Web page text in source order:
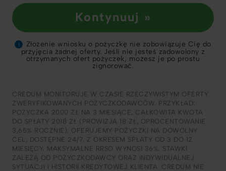
Kontynuuj »
i
Złożenie wniosku o pożyczkę nie zobowiązuje Cię do
przyjęcia żadnej oferty. Jeśli nie jesteś zadowolony z
otrzymanych ofert pożyczek, możesz je po prostu
zignorować.
CREDUM MONITORUJE W CZASIE RZECZYWISTYM OFERTY
ZWERYFIKOWANYCH POŻYCZKODAWCÓW. PRZYKŁAD:
POŻYCZKA 2000 ZŁ NA 3 MIESIĄCE, CAŁKOWITA KWOTA
DO SPŁATY 2018 ZŁ (PROWIZJA 18 ZŁ, OPROCENTOWANIE
3,65% ROCZNIE). OFERUJEMY POŻYCZKI NA DOWOLNY
CEL, DOSTĘPNE 24/7, Z OKRESEM SPŁATY OD 3 DO 12
MIESIĘCY. MAKSYMALNE RRSO WYNOSI 36%. STAWKI
ZALEŻĄ OD POŻYCZKODAWCY ORAZ INDYWIDUALNEJ
SYTUACJI I HISTORII KREDYTOWEJ KLIENTA. CREDUM NIE